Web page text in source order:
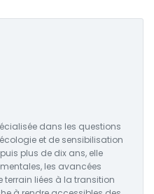
dans les questions
et de sensibilisation
plus de dix ans, elle
les avancées
terrain liées à la transition